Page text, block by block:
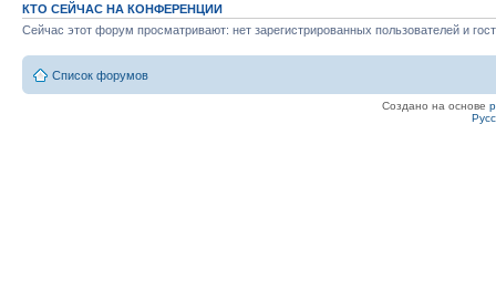
КТО СЕЙЧАС НА КОНФЕРЕНЦИИ
Сейчас этот форум просматривают: нет зарегистрированных пользователей и
Список форумов
Создано на основе